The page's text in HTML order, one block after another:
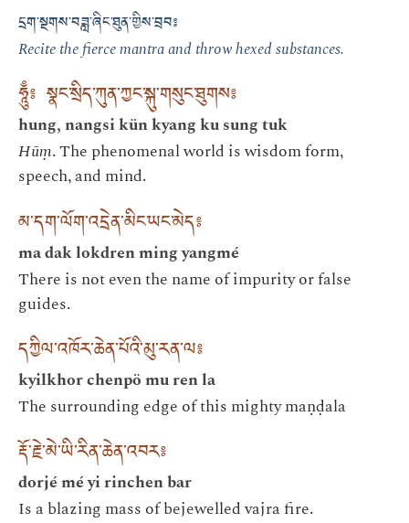
དྲག་སྔགས་བཟླ་ཞིང་ཐུན་གྱིས་བྲབ༔
Recite the fierce mantra and throw hexed substances.
ཧཱུྃ༔ སྣང་སྲིད་ཀུན་ཀྱང་སྐུ་གསུང་ཐུགས༔
hung, nangsi kün kyang ku sung tuk
Hūṃ. The phenomenal world is wisdom form,
speech, and mind.
མ་དག་ལོག་འདྲེན་མིང་ཡང་མེད༔
ma dak lokdren ming yangmé
There is not even the name of impurity or false
guides.
དཀྱིལ་འཁོར་ཆེན་པོའི་མུ་རན་ལ༔
kyilkhor chenpö mu ren la
The surrounding edge of this mighty maṇḍala
རྡོ་རྗེ་མེ་ཡི་རིན་ཆེན་འབར༔
dorjé mé yi rinchen bar
Is a blazing mass of bejewelled vajra fire.